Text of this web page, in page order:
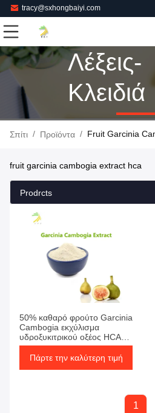
tracy@sxhongbaiyi.com
Λέξεις-
Fruit
]
1
Σπίτι / Προϊόντα / Fruit Garcinia
fruit garcinia cambogia extract hca
Prodrcts
50% καθαρό φρούτο Garcinia
Cambogia εκχύλισμα
υδροξυκιτρικού οξέος HCA
σκόνη
Πάρτε την καλύτερη τιμή
1